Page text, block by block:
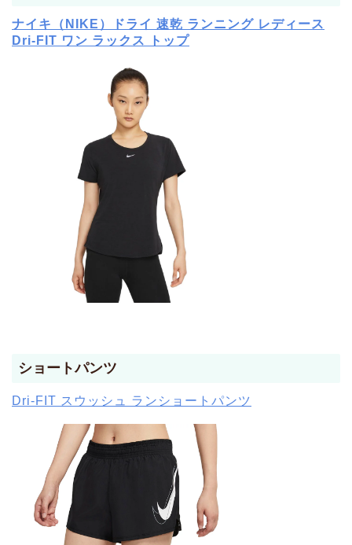
ナイキ（NIKE）ドライ 速乾 ランニング レディース
Dri-FIT ワン ラックス トップ
ショートパンツ
Dri-FIT スウッシュ ランショートパンツ